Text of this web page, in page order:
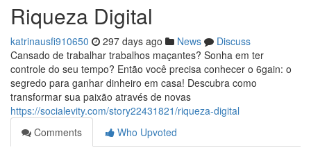
Riqueza Digital
katrinausfi910650 297 days ago News
Discuss
Cansado de trabalhar trabalhos maçantes? Sonha em ter
controle do seu tempo? Então você precisa conhecer o 6gain: o
segredo para ganhar dinheiro em casa! Descubra como
transformar sua paixão através de novas
https://socialevity.com/story22431821/riqueza-digital
Comments
Who Upvoted